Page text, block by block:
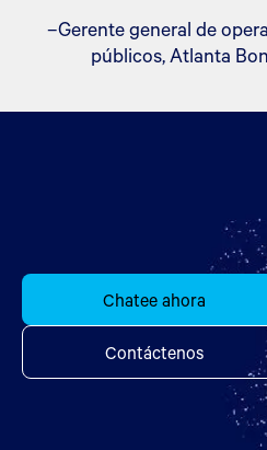
–Gerente general de
públicos, Atlanta
Chatee ahora
Contáctenos